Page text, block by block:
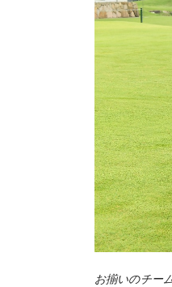
お揃いのチー